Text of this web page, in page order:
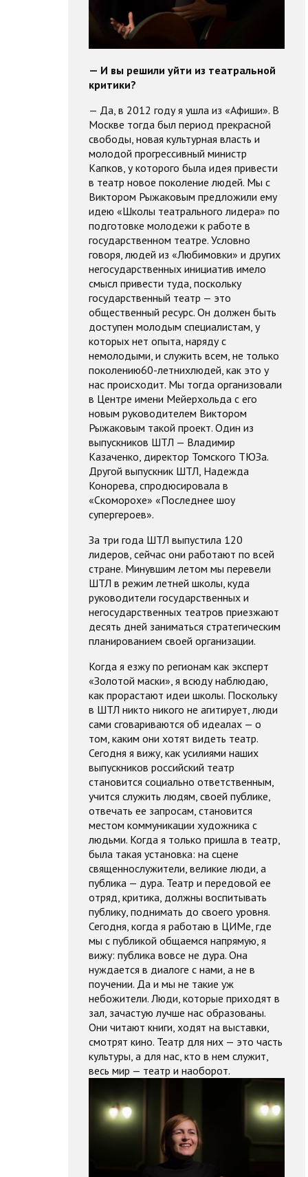
— И вы решили уйти из театральной
критики?
— Да, в 2012 году я ушла из «Афиши». В
Москве тогда был период прекрасной
свободы, новая культурная власть и
молодой прогрессивный министр
Капков, у которого была идея привести
в театр новое поколение людей. Мы с
Виктором Рыжаковым предложили ему
идею «Школы театрального лидера» по
подготовке молодежи к работе в
государственном театре. Условно
говоря, людей из «Любимовки» и других
негосударственных инициатив имело
смысл привести туда, поскольку
государственный театр — это
общественный ресурс. Он должен быть
доступен молодым специалистам, у
которых нет опыта, наряду с
немолодыми, и служить всем, не только
поколению60-летнихлюдей, как это у
нас происходит. Мы тогда организовали
в Центре имени Мейерхольда с его
новым руководителем Виктором
Рыжаковым такой проект. Один из
выпускников ШТЛ — Владимир
Казаченко, директор Томского ТЮЗа.
Другой выпускник ШТЛ, Надежда
Конорева, спродюсировала в
«Скоморохе» «Последнее шоу
супергероев».
За три года ШТЛ выпустила 120
лидеров, сейчас они работают по всей
стране. Минувшим летом мы перевели
ШТЛ в режим летней школы, куда
руководители государственных и
негосударственных театров приезжают
десять дней заниматься стратегическим
планированием своей организации.
Когда я езжу по регионам как эксперт
«Золотой маски», я всюду наблюдаю,
как прорастают идеи школы. Поскольку
в ШТЛ никто никого не агитирует, люди
сами сговариваются об идеалах — о
том, каким они хотят видеть театр.
Сегодня я вижу, как усилиями наших
выпускников российский театр
становится социально ответственным,
учится служить людям, своей публике,
отвечать ее запросам, становится
местом коммуникации художника с
людьми. Когда я только пришла в театр,
была такая установка: на сцене
священнослужители, великие люди, а
публика — дура. Театр и передовой ее
отряд, критика, должны воспитывать
публику, поднимать до своего уровня.
Сегодня, когда я работаю в ЦИМе, где
мы с публикой общаемся напрямую, я
вижу: публика вовсе не дура. Она
нуждается в диалоге с нами, а не в
поучении. Да и мы не такие уж
небожители. Люди, которые приходят в
зал, зачастую лучше нас образованы.
Они читают книги, ходят на выставки,
смотрят кино. Театр для них — это часть
культуры, а для нас, кто в нем служит,
весь мир — театр и наоборот.